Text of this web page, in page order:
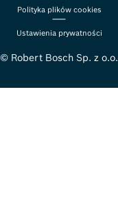
Polityka plików cookies
Ustawienia prywatności
© Robert Bosch Sp. z o.o.